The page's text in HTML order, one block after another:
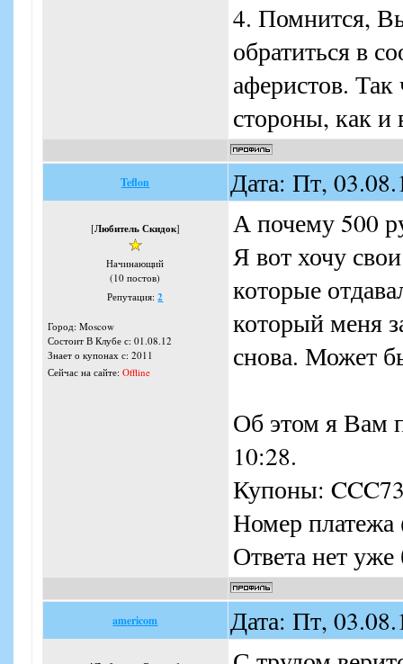
Мы хотим
пользователям,
Такие "кидалы"
репутацию. Эти
сих пор, что все
P.s. Сейчас у
(http://
раздаем наши
купоны, а
тем или иным
P.s.s. Мы
идиоты и мы не
КУПОННЫЕ
сравнения
КЛУБЕ.
4. Помнится,
обратиться в
аферистов.
стороны, как и
Teflon Дата: Пт,
[Любитель Скидок]
Начинающий
(10 постов)
Репутация:2
Город: Moscow
Состоит В Клубе с: 01.08.12
Знает о купонах с: 2011
Сейчас на сайте: Offline
А почему 500
Я вот хочу
которые
который меня
снова. Может
Об этом я Вам
10:28.
Купоны:
Номер
Ответа нет
americom Дата: Пт,